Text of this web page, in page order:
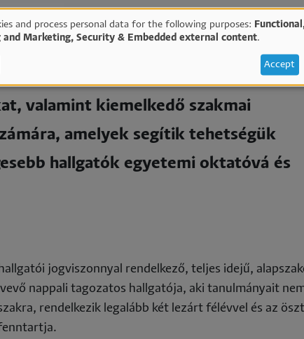
ösztöndíjat, kedvezményes
egyéni készség- és
valamint kiemelkedő szakmai
amelyek segítik tehetségük
hallgatók egyetemi oktatóvá és
jogviszonnyal rendelkező, teljes idejű,
nappali tagozatos hallgatója, aki tanulmányait
rendelkezik legalább két lezárt félévvel és az
and process personal data for the following purposes:
Marketing, Security & Embedded external content.
Accept